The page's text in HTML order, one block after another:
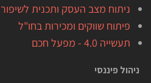
ניתוח מצב העסק ותכנית לשיפור
פיתוח שווקים ומכירות בחו"ל
תעשייה 4.0 - מפעל חכם
ניהול פיננסי